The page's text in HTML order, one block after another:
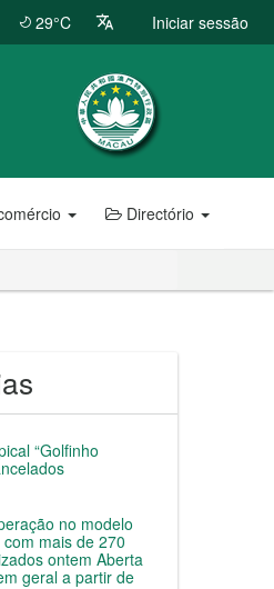
29°C Iniciar sessão
Directório
“Golfinho
no modelo
com mais de 270
ontem Aberta
geral a partir de